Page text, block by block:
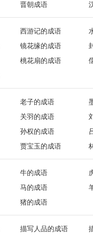
晋朝成语
西游记的成语
镜花缘的成语
桃花扇的成语
老子的成语
关羽的成语
孙权的成语
贾宝玉的成语
牛的成语
马的成语
猪的成语
描写人品的成语